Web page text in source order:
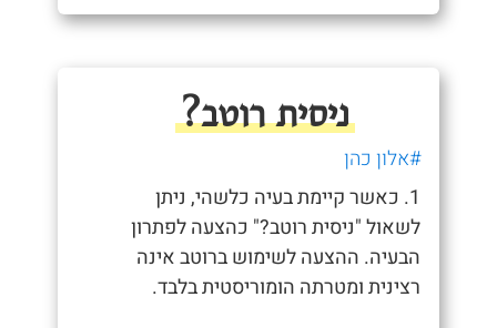
ניסית רוטב?
#אלון כהן
1. כאשר קיימת בעיה כלשהי, ניתן
לשאול "ניסית רוטב?" כהצעה לפתרון
הבעיה. ההצעה לשימוש ברוטב אינה
רצינית ומטרתה הומוריסטית בלבד.